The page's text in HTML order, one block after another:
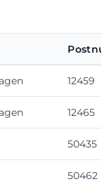
12459
12465
50435
50462